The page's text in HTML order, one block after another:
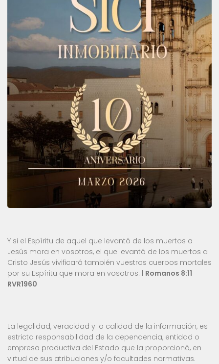
Y si el Espíritu de aquel que levantó de los muertos a
Jesús mora en vosotros, el que levantó de los muertos a
Cristo Jesús vivificará también vuestros cuerpos mortales
por su Espíritu que mora en vosotros. | Romanos 8:11
RVR1960
La legalidad, veracidad y la calidad de la información, es
estricta responsabilidad de la dependencia, entidad o
empresa productiva del Estado que la proporcionó, en
virtud de sus atribuciones y/o facultades normativas.